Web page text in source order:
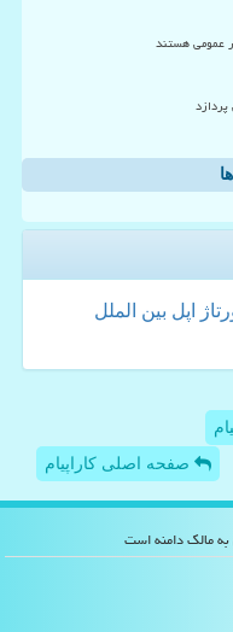
عمومی هستند
اپل بین الملل
صفحه اصلی کاراپیام